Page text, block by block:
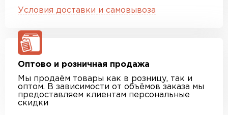
Условия доставки и самовывоза
Оптово и розничная продажа
Мы продаём товары как в розницу, так и
оптом. В зависимости от объёмов заказа мы
предоставляем клиентам персональные
скидки